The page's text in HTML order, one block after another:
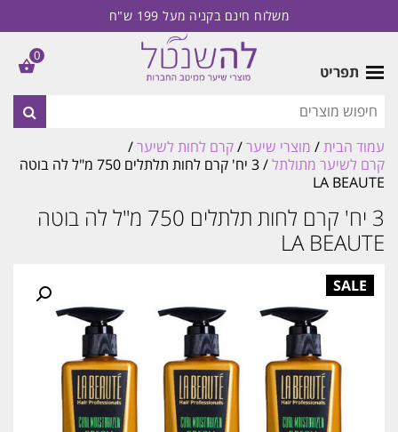
משלוח חינם בקניה מעל 199 ש"ח
תפריט
עמוד הבית/ מוצרי שיער/קרם לחות לשיער/
קרם לשיער מתולתל
/ 3 יח' קרם לחות תלתלים 750 מ"ל לה בוטה
LA BEAUTE
3 יח' קרם לחות תלתלים 750 מ"ל לה בוטה
LA BEAUTE
0